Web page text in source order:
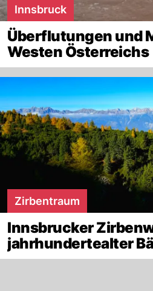
Innsbruck
Überflutungen und
Westen Österreichs
Zirbentraum
Innsbrucker
jahrhundertealter